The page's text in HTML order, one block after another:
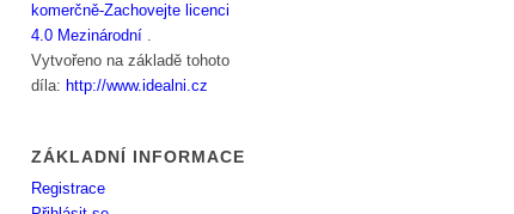
komerčně-Zachovejte licenci
4.0 Mezinárodní .
Vytvořeno na základě tohoto
díla: http://www.idealni.cz
ZÁKLADNÍ INFORMACE
Registrace